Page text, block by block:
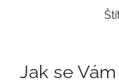
Jak se